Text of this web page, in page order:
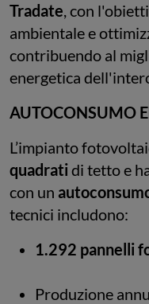
Tradate, con
ambientale e
contribuendo al
energetica
AUTOCONSUMO
L’impianto
quadratidi tetto e
con un
tecnici includono:
1.292 pannelli
Produzione